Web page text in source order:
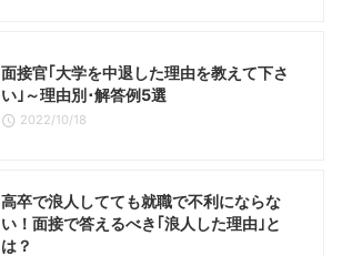
面接官｢大学を中退した理由を教えて下さ
い｣～理由別･解答例5選
2022/10/18
高卒で浪人してても就職で不利にならな
い！面接で答えるべき｢浪人した理由｣と
は？